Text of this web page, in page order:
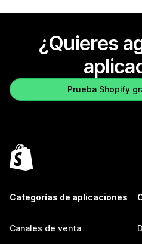
¿Quieres
Prueba Shopify
Categorías de aplicaciones
Canales de venta